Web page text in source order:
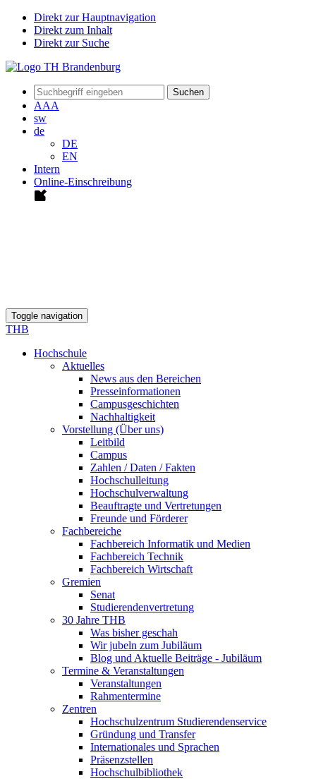
Direkt zur Hauptnavigation
Direkt zum Inhalt
Direkt zur Suche
Suchen
AAA
sw
de
DE
EN
Intern
Online-Einschreibung
Toggle navigation
THB
Hochschule
Aktuelles
News aus den Bereichen
Presseinformationen
Campusgeschichten
Nachhaltigkeit
Vorstellung (Über uns)
Leitbild
Campus
Zahlen / Daten / Fakten
Hochschulleitung
Hochschulverwaltung
Beauftragte und Vertretungen
Freunde und Förderer
Fachbereiche
Fachbereich Informatik und Medien
Fachbereich Technik
Fachbereich Wirtschaft
Gremien
Senat
Studierendenvertretung
30 Jahre THB
Was bisher geschah
Wir jubeln zum Jubiläum
Blog und Aktuelle Beiträge - Jubiläum
Termine & Veranstaltungen
Veranstaltungen
Rahmentermine
Zentren
Hochschulzentrum Studierendenservice
Gründung und Transfer
Internationales und Sprachen
Präsenzstellen
Hochschulbibliothek